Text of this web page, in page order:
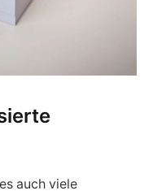
auch viele